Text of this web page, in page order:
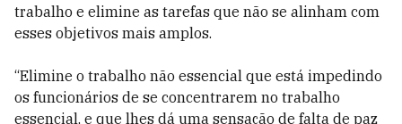
trabalho e elimine as tarefas que não se alinham com
esses objetivos mais amplos.
“Elimine o trabalho não essencial que está impedindo
os funcionários de se concentrarem no trabalho
essencial, e que lhes dá uma sensação de falta de paz